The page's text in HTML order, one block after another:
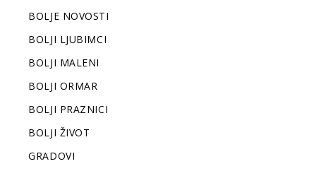
BOLJE NOVOSTI
BOLJI LJUBIMCI
BOLJI MALENI
BOLJI ORMAR
BOLJI PRAZNICI
BOLJI ŽIVOT
GRADOVI